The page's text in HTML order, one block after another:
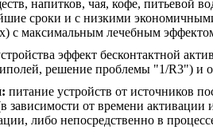
напитков, чая, кофе, питьевой
сроки и с низкими
с максимальным лечебным
эффект бесконтактной
решение проблемы "1/R3") и
питание устройств от источников
зависимости от времени
либо непосредственно в